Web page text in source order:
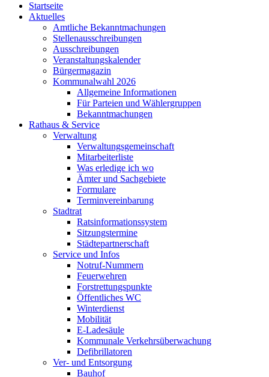
Startseite
Aktuelles
Amtliche Bekanntmachungen
Stellenausschreibungen
Ausschreibungen
Veranstaltungskalender
Bürgermagazin
Kommunalwahl 2026
Allgemeine Informationen
Für Parteien und Wählergruppen
Bekanntmachungen
Rathaus & Service
Verwaltung
Verwaltungsgemeinschaft
Mitarbeiterliste
Was erledige ich wo
Ämter und Sachgebiete
Formulare
Terminvereinbarung
Stadtrat
Ratsinformationssystem
Sitzungstermine
Städtepartnerschaft
Service und Infos
Notruf-Nummern
Feuerwehren
Forstrettungspunkte
Öffentliches WC
Winterdienst
Mobilität
E-Ladesäule
Kommunale Verkehrsüberwachung
Defibrillatoren
Ver- und Entsorgung
Bauhof